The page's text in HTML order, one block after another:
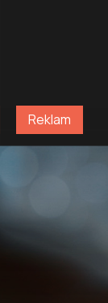
Reklam